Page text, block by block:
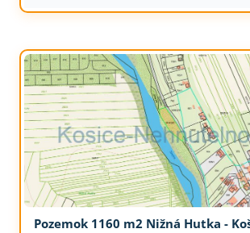
Pozemok 1160 m2 Nižná Hutka -